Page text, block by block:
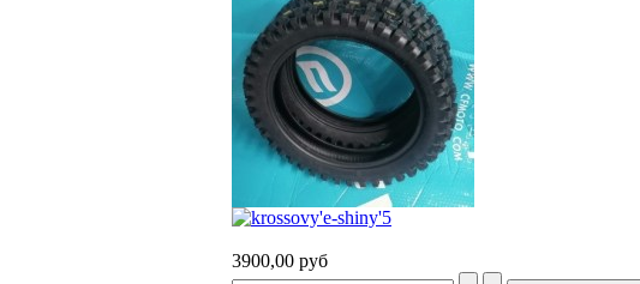
3900,00 руб